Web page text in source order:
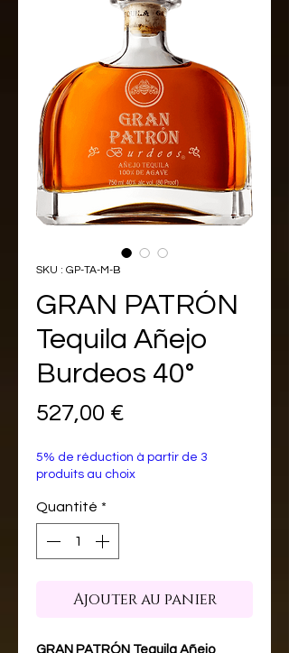
SKU : GP-TA-M-B
GRAN PATRÓN
Tequila Añejo
Burdeos 40°
527,00 €
5% de réduction à partir de 3
produits au choix
Quantité *
Ajouter au panier
GRAN PATRÓN Tequila Añejo